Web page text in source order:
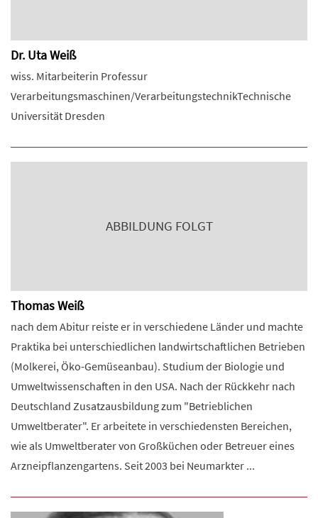
Dr. Uta Weiß
wiss. Mitarbeiterin Professur
Verarbeitungsmaschinen/VerarbeitungstechnikTechnische
Universität Dresden
ABBILDUNG FOLGT
Thomas Weiß
nach dem Abitur reiste er in verschiedene Länder und machte
Praktika bei unterschiedlichen landwirtschaftlichen Betrieben
(Molkerei, Öko-Gemüseanbau). Studium der Biologie und
Umweltwissenschaften in den USA. Nach der Rückkehr nach
Deutschland Zusatzausbildung zum "Betrieblichen
Umweltberater". Er arbeitete in verschiedensten Bereichen,
wie als Umweltberater von Großküchen oder Betreuer eines
Arzneipflanzengartens. Seit 2003 bei Neumarkter ...